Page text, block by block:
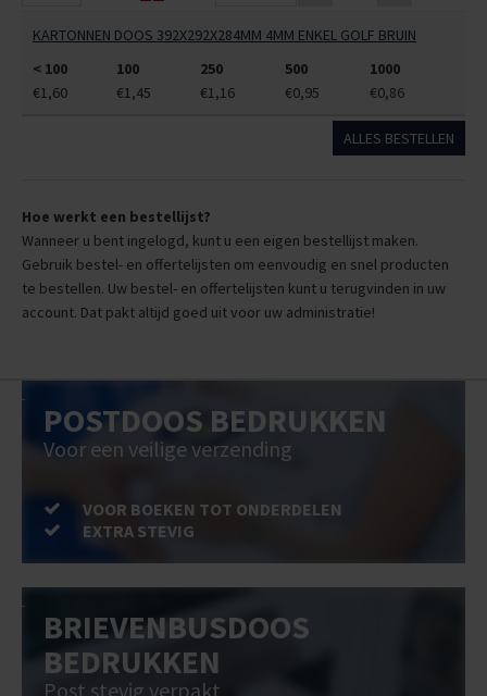
KARTONNEN DOOS 392X292X284MM 4MM ENKEL GOLF BRUIN
< 100
100 250 500
1000
€1,60
€1,45 €1,16 €0,95 €0,86
ALLES BESTELLEN
Hoe werkt een bestellijst?
Wanneer u bent ingelogd, kunt u een eigen bestellijst maken.
Gebruik bestel- en offertelijsten om eenvoudig en snel producten
te bestellen. Uw bestel- en offertelijsten kunt u terugvinden in uw
account. Dat pakt altijd goed uit voor uw administratie!
POSTDOOS BEDRUKKEN
Voor een veilige verzending
VOOR BOEKEN TOT ONDERDELEN
EXTRA STEVIG
BRIEVENBUSDOOS
BEDRUKKEN
Post stevig verpakt